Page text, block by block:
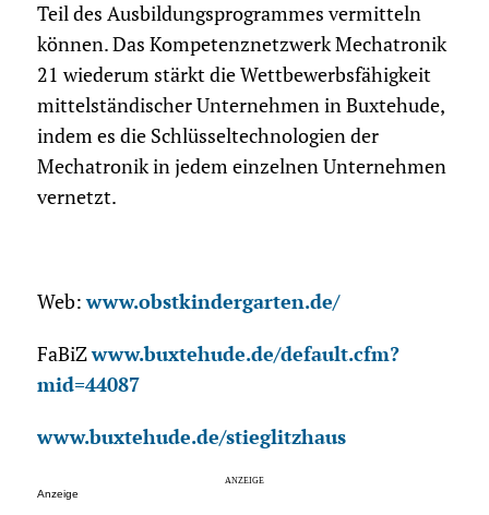
Teil des Ausbildungsprogrammes vermitteln
können. Das Kompetenznetzwerk Mechatronik
21 wiederum stärkt die Wettbewerbsfähigkeit
mittelständischer Unternehmen in Buxtehude,
indem es die Schlüsseltechnologien der
Mechatronik in jedem einzelnen Unternehmen
vernetzt.
Web:www.obstkindergarten.de/
FaBiZwww.buxtehude.de/default.cfm?
mid=44087
www.buxtehude.de/stieglitzhaus
Anzeige